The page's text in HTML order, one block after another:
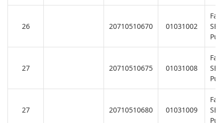
26 20710510670 01031002
SB/
27 20710510675 01031008
SB/
27 20710510680 01031009
SB/